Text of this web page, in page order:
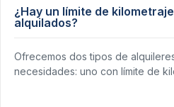
¿Hay un límite de
alquilados?
Ofrecemos dos tipos de
necesidades: uno con límite de